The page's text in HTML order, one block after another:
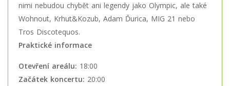
nimi nebudou chybět ani legendy jako Olympic, ale také
Wohnout, Krhut&Kozub, Adam Ďurica, MIG 21 nebo
Tros Discotequos.
Praktické informace
Otevření areálu: 18:00
Začátek koncertu: 20:00